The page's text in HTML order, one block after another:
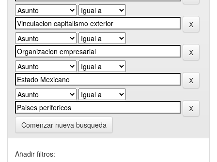
Comenzar nueva busqueda
Añadir filtros: